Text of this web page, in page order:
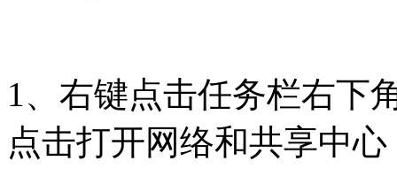
1、右键点击任务栏右下
点击打开网络和共享中心